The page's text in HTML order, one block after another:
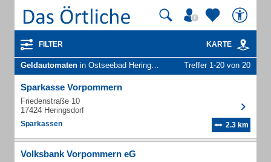
FILTER KARTE
Geldautomaten in Ostseebad Heringsdorf (Gothen) Treffer 1-20 von 20
Sparkasse Vorpommern
Friedenstraße 10
17424 Heringsdorf
Sparkassen 2.3 km
Volksbank Vorpommern eG